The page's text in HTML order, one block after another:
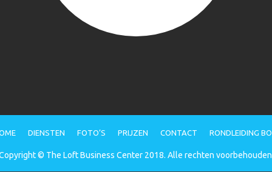
DIENSTEN FOTO’S PRIJZEN CONTACT RONDLEIDING
© The Loft Business Center 2018. Alle rechten